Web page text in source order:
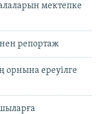
мектепке
репортаж
ереуілге